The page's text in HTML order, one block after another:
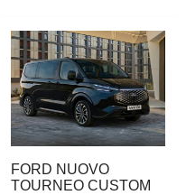
FORD NUOVO
TOURNEO CUSTOM